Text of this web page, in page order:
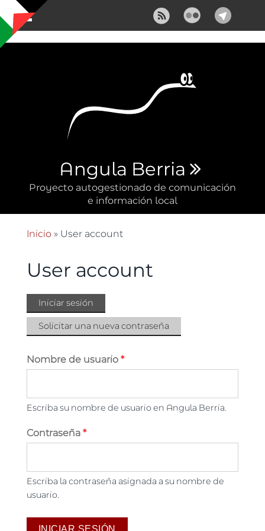
Pasar al contenido principal
Angula Berria
Proyecto autogestionado de comunicación
e información local
Se encuentra usted aquí
Inicio» User account
User account
Solapas principales
Iniciar sesión
activa)
Solicitar una nueva contraseña
Nombre de usuario*
Escriba su nombre de usuario en Angula Berria.
Contraseña*
Escriba la contraseña asignada a su nombre de
usuario.